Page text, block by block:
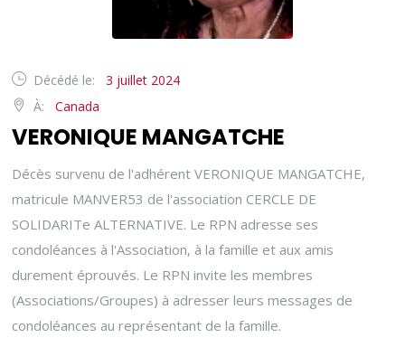
Décédé le:
3 juillet 2024
À:
Canada
VERONIQUE MANGATCHE
Décès survenu de l'adhérent VERONIQUE MANGATCHE,
matricule MANVER53 de l'association CERCLE DE
SOLIDARITe ALTERNATIVE. Le RPN adresse ses
condoléances à l'Association, à la famille et aux amis
durement éprouvés. Le RPN invite les membres
(Associations/Groupes) à adresser leurs messages de
condoléances au représentant de la famille.